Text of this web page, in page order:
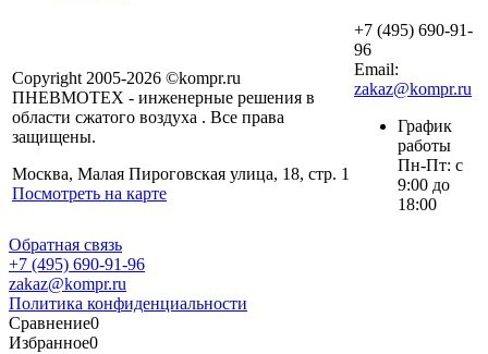
Copyright 2005-2026 ©kompr.ru
ПНЕВМОТЕХ - инженерные решения в
области сжатого воздуха . Все права
защищены.
Москва, Малая Пироговская улица, 18, стр. 1
Посмотреть на карте
+7 (495) 690-91-
96
Email:
zakaz@kompr.ru
График
работы
Пн-Пт: с
9:00 до
18:00
Обратная связь
+7 (495) 690-91-96
zakaz@kompr.ru
Политика конфиденциальности
Сравнение0
Избранное0